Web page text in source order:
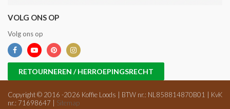
VOLG ONS OP
Volg ons op
RETOURNEREN / HERROEPINGSRECHT
Copyright © 2016 -2026 Koffie Loods | BTW nr.: NL858814870B01 | KvK
nr.: 71698647 | Sitemap